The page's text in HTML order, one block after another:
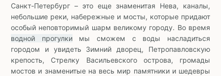
Санкт-Петербург – это еще знаменитая Нева, каналы,
небольшие реки, набережные и мосты, которые придают
особый неповторимый шарм великому городу. Во время
водной прогулкимы сможем с воды насладиться
городом и увидеть Зимний дворец, Петропавловскую
крепость, Стрелку Васильевского острова, громады
мостов и знаменитые на весь мир памятники и шедевры